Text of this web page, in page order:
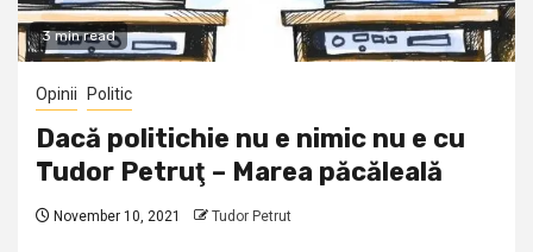
3 min read
Opinii Politic
Dacă politichie nu e nimic nu e cu
Tudor Petruţ – Marea păcăleală
November 10, 2021 Tudor Petrut